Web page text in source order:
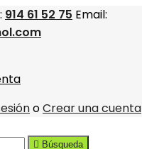
914 61 52 75 Email:
oCrear una cuenta
 Búsqueda